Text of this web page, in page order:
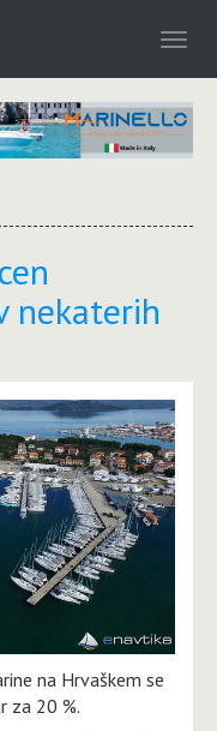
nekaterih
na Hrvaškem se
za 20 %.